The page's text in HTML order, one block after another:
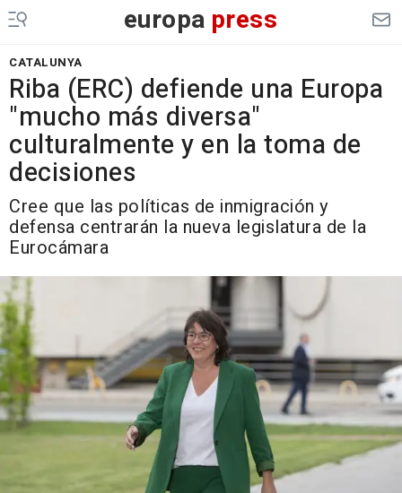
europa press
CATALUNYA
Riba (ERC) defiende una Europa
"mucho más diversa"
culturalmente y en la toma de
decisiones
Cree que las políticas de inmigración y
defensa centrarán la nueva legislatura de la
Eurocámara